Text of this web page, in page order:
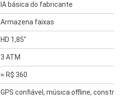
IA básica do fabricante
Armazena faixas
HD 1,85″
3 ATM
≈ R$ 360
GPS confiável, música offline,